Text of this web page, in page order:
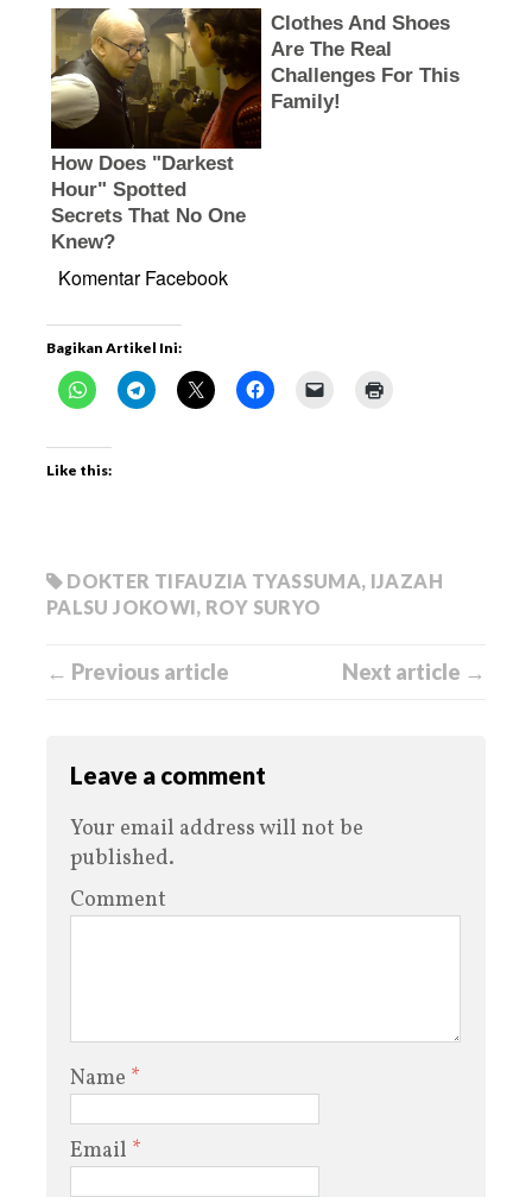
Komentar Facebook
Bagikan Artikel Ini:
Like this:
DOKTER TIFAUZIA TYASSUMA, IJAZAH
PALSU JOKOWI, ROY SURYO
← Previous article Next article →
Leave a comment
Your email address will not be
published.
Comment
Name *
Email *